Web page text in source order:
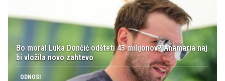
Bo moral Luka Dončić odšteti 43 milijonov? Anamaria naj
bi vložila novo zahtevo
ODNOSI